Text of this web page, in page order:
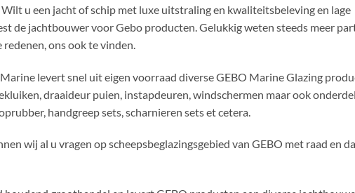
u een jacht of schip met luxe uitstraling en kwaliteitsbeleving en lage
de jachtbouwer voor Gebo producten. Gelukkig weten steeds meer
ons ook te vinden.
levert snel uit eigen voorraad diverse GEBO Marine Glazing
draaideur puien, instapdeuren, windschermen maar ook
handgreep sets, scharnieren sets et cetera.
wij al u vragen op scheepsbeglazingsgebied van GEBO met raad en